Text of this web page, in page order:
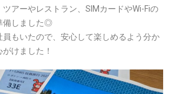
ツアーやレストラン、SIMカードやWi-Fiの
備しました◎
員もいたので、安心して楽しめるよう分か
けました！